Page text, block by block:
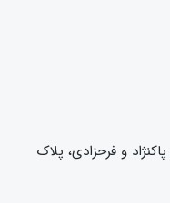
و فرحزادی، پلاک